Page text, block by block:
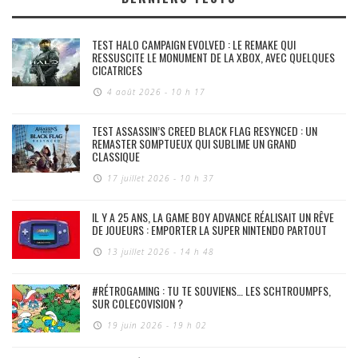
TEST HALO CAMPAIGN EVOLVED : LE REMAKE QUI
RESSUSCITE LE MONUMENT DE LA XBOX, AVEC QUELQUES
CICATRICES
4 août 2026 - 10 h 17
TEST ASSASSIN’S CREED BLACK FLAG RESYNCED : UN
REMASTER SOMPTUEUX QUI SUBLIME UN GRAND
CLASSIQUE
17 juillet 2026 - 10 h 37
IL Y A 25 ANS, LA GAME BOY ADVANCE RÉALISAIT UN RÊVE
DE JOUEURS : EMPORTER LA SUPER NINTENDO PARTOUT
13 juillet 2026 - 14 h 48
#RÉTROGAMING : TU TE SOUVIENS… LES SCHTROUMPFS,
SUR COLECOVISION ?
19 juin 2026 - 19 h 02